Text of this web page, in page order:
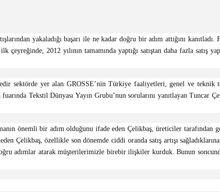
yakaladığı başarı ile ne kadar doğru bir adım attığını
çeyreğinde, 2012 yılının tamamında yaptığı satıştan daha fazla satış
sektörde yer alan GROSSE’nin Türkiye faaliyetleri, genel ve teknik
Tekstil Dünyası Yayın Grubu’nun sorularını yanıtlayan Tuncar
önemli bir adım olduğunu ifade eden Çelikbaş, üreticiler tarafından
Çelikbaş, özellikle son dönemde ciddi oranda satış artışı
adımlar atarak müşterilerimizle birebir ilişkiler kurduk. Bunun